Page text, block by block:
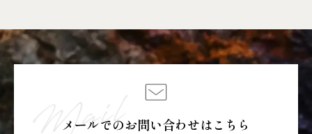
メールでのお問い合わせはこちら